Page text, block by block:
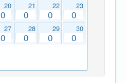
20
0
21
0
22
0
23
0
27
0
28
0
29
0
30
0